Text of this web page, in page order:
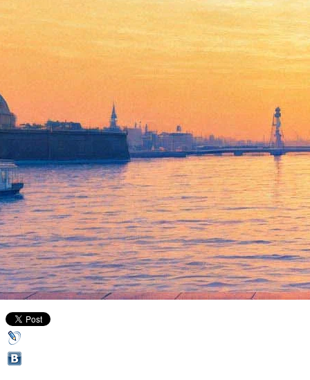
Шарль Азнавур: «Я еще
слишком молод для
пенсии…»
17 апреля 2015,03:24 Версия для печати